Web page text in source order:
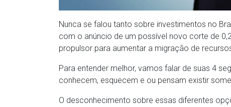
Nunca se falou tanto sobre investimentos no
com o anúncio de um possível novo corte de
propulsor para aumentar a migração de
Para entender melhor, vamos falar de suas 4
conhecem, esquecem e ou pensam existir
O desconhecimento sobre essas diferentes